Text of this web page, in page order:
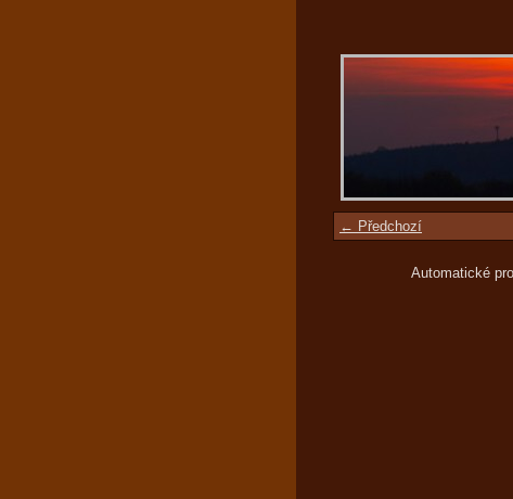
← Předchozí
Automatické